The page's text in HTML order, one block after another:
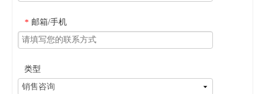
* 邮箱/手机
类型